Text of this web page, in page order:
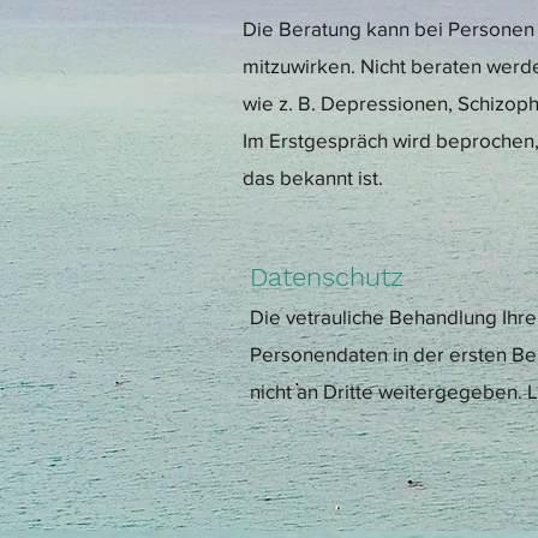
Die Beratung kann bei
mitzuwirken. Nicht beraten
wie z. B. Depressionen,
Im Erstgespräch wird
das bekannt ist.
Datenschutz
Die vetrauliche Behandlung
Personendaten in der ersten
nicht an Dritte weitergegeben.